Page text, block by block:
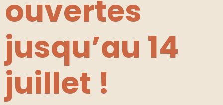
ouvertes
jusqu’au 14
juillet !